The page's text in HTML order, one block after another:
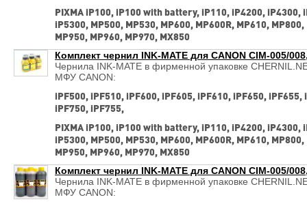
PIXMA iP100, iP100 with battery, iP110, iP4200, iP4300,
iP5300, MP500, MP530, MP600, MP600R, MP610,
MP950, MP960, MP970, MX850
Комплект чернил INK-MATE для CANON CIM-005/
Чернила INK-MATE в фирменной упаковке
МФУ CANON:
iPF500, iPF510, iPF600, iPF605, iPF610, iPF650, iPF655,
iPF750, iPF755,
PIXMA iP100, iP100 with battery, iP110, iP4200, iP4300,
iP5300, MP500, MP530, MP600, MP600R, MP610,
MP950, MP960, MP970, MX850
Комплект чернил INK-MATE для CANON CIM-005/
Чернила INK-MATE в фирменной упаковке
МФУ CANON: